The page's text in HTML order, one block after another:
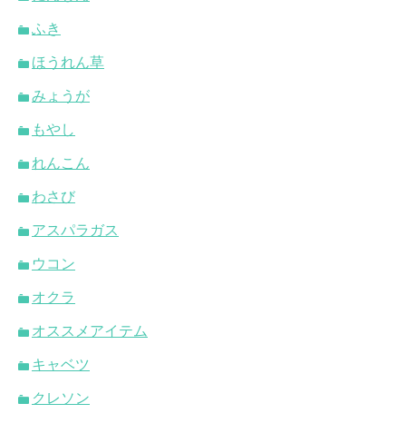
ふき
ほうれん草
みょうが
もやし
れんこん
わさび
アスパラガス
ウコン
オクラ
オススメアイテム
キャベツ
クレソン